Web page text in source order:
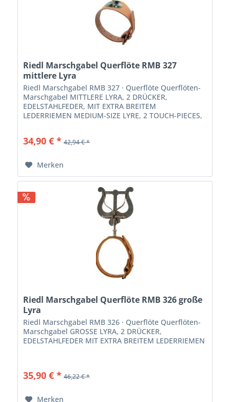
Riedl Marschgabel Querflöte RMB 327
mittlere Lyra
Riedl Marschgabel RMB 327 · Querflöte Querflöten-
Marschgabel MITTLERE LYRA, 2 DRÜCKER,
EDELSTAHLFEDER, MIT EXTRA BREITEM
LEDERRIEMEN MEDIUM-SIZE LYRE, 2 TOUCH-PIECES,
34,90 € * 42,94 € *
Merken
Riedl Marschgabel Querflöte RMB 326 große
Lyra
Riedl Marschgabel RMB 326 · Querflöte Querflöten-
Marschgabel GROSSE LYRA, 2 DRÜCKER,
EDELSTAHLFEDER MIT EXTRA BREITEM LEDERRIEMEN
35,90 € * 46,22 € *
Merken